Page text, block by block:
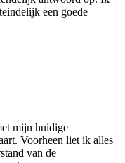
een goede
mijn huidige
Voorheen liet ik alles
van de